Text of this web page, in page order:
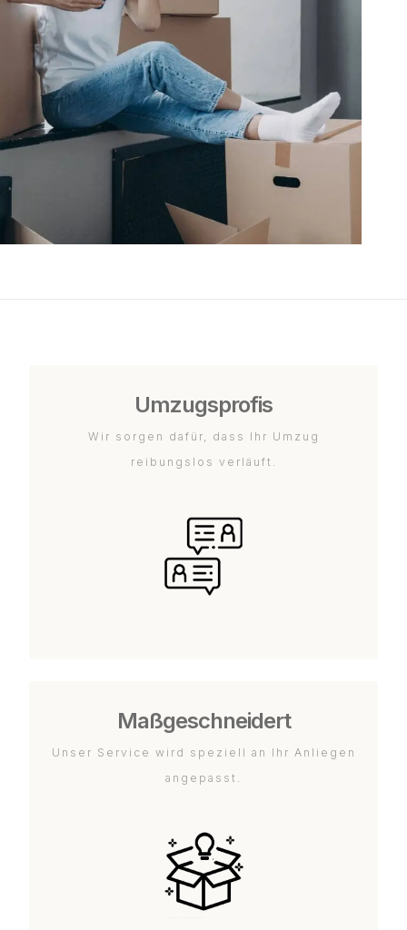
Umzugsprofis
Wir sorgen dafür, dass Ihr Umzug
reibungslos verläuft.
Maßgeschneidert
Unser Service wird speziell an Ihr Anliegen
angepasst.